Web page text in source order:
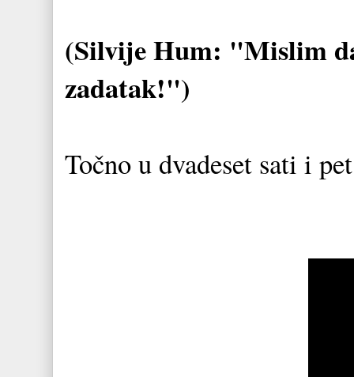
(Silvije Hum: "Mislim
zadatak!")
Točno u dvadeset sati i